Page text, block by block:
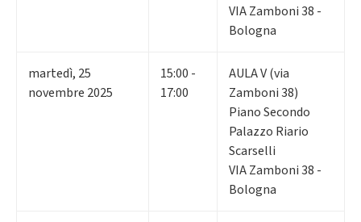
VIA Zamboni 38 -
Bologna
martedì, 25
novembre 2025
15:00 -
17:00
AULA V (via
Zamboni 38)
Piano Secondo
Palazzo Riario
Scarselli
VIA Zamboni 38 -
Bologna